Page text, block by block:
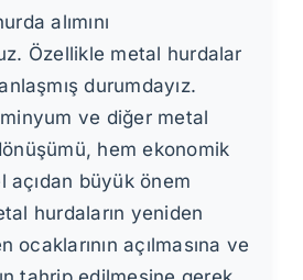
alımını
Özellikle metal hurdalar
durumdayız.
ve diğer metal
hem ekonomik
açıdan büyük önem
hurdaların yeniden
ocaklarının açılmasına ve